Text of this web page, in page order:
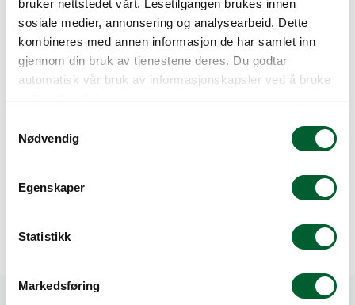
bruker nettstedet vårt. Lesetilgangen brukes innen
sosiale medier, annonsering og analysearbeid. Dette
kombineres med annen informasjon de har samlet inn
gjennom din bruk av tjenestene deres. Du godtar
automatisk vår bruk av informasjonskapsler ved å bruke
Nødvendig
Egenskaper
Statistikk
Markedsføring
20 x Drypphoder:
Justerbare drypphoder på spyd
1 × Hulltang (for å feste drypphoder til hovedrøret)
10 × Mikroplugg endeplugg (for å tette mikroslanger
Spesifikasjoner